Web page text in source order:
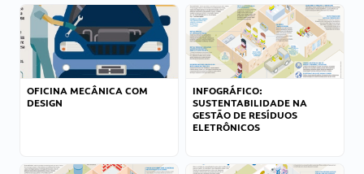
OFICINA MECÂNICA COM
DESIGN
INFOGRÁFICO:
SUSTENTABILIDADE NA
GESTÃO DE RESÍDUOS
ELETRÔNICOS